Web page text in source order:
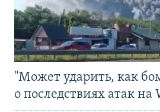
"Может ударить, как
о последствиях атак